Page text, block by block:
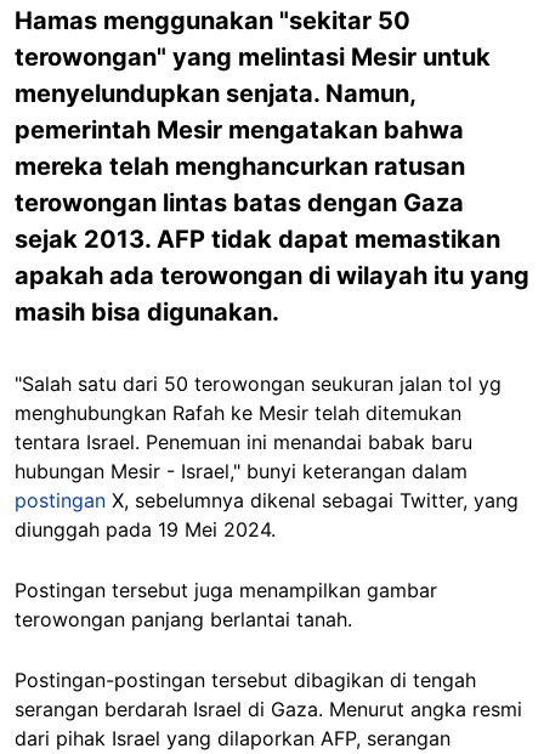
Hamas menggunakan "sekitar 50
terowongan" yang melintasi Mesir untuk
menyelundupkan senjata. Namun,
pemerintah Mesir mengatakan bahwa
mereka telah menghancurkan ratusan
terowongan lintas batas dengan Gaza
sejak 2013. AFP tidak dapat memastikan
apakah ada terowongan di wilayah itu yang
masih bisa digunakan.
"Salah satu dari 50 terowongan seukuran jalan tol yg
menghubungkan Rafah ke Mesir telah ditemukan
tentara Israel. Penemuan ini menandai babak baru
hubungan Mesir - Israel," bunyi keterangan dalam
postingan X, sebelumnya dikenal sebagai Twitter, yang
diunggah pada 19 Mei 2024.
Postingan tersebut juga menampilkan gambar
terowongan panjang berlantai tanah.
Postingan-postingan tersebut dibagikan di tengah
serangan berdarah Israel di Gaza. Menurut angka resmi
dari pihak Israel yang dilaporkan AFP, serangan